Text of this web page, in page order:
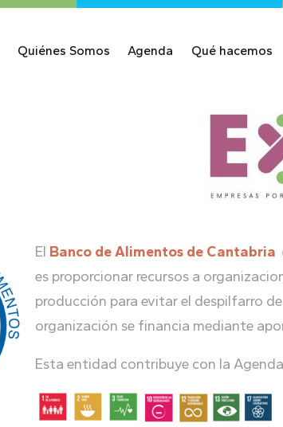
Quiénes Somos Agenda Qué hacemos
El Banco de Alimentos de Cantabria
es proporcionar recursos a
producción para evitar el despilfarro
organización se financia mediante
Esta entidad contribuye con la